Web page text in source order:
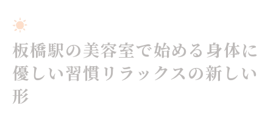
身体に優しい生活をサポートする美容室
理美容室が苦手な方も安心板橋駅近くの個室美
板橋駅の美容室で始める身体に
優しい習慣リラックスの新しい
形